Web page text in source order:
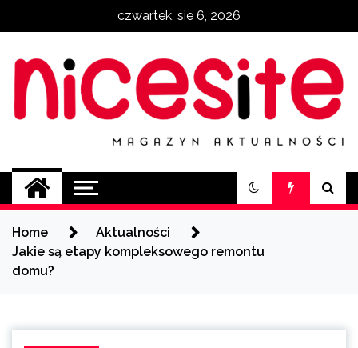
czwartek, sie 6, 2026
NiceSite.com.pl
magazyn aktualności
Home
Aktualności
Jakie są etapy kompleksowego remontu
domu?